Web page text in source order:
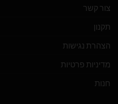
צור קשר
תקנון
הצהרת נגישות
מדיניות פרטיות
חנות